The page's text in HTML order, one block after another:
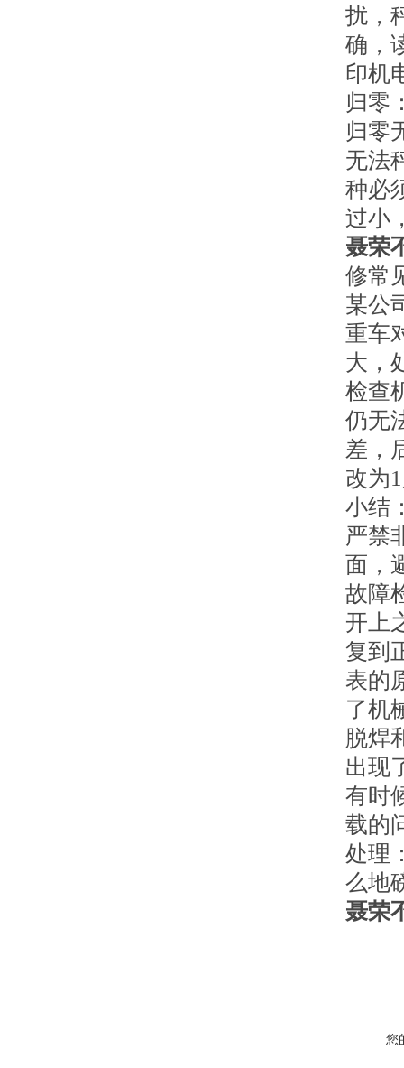
扰，
确，
印机
归零
归零
无法
种必
过小
聂荣
修常
某公
重车
大，
检查
仍无
差，
改为
小结
严禁
面，
故障
开上
复到
表的
了机
脱焊
出现
有时
载的
处理
么地
聂荣
您